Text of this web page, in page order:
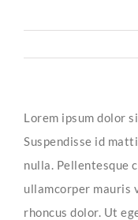
Lorem ipsum dolor
Suspendisse id
nulla. Pellentesque
ullamcorper mauris
rhoncus dolor. Ut